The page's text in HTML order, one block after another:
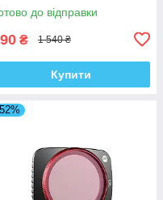
до відправки
₴ 1 540 ₴
Купити